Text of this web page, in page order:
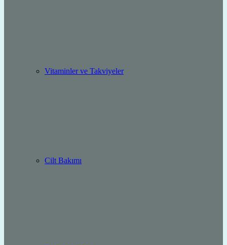
Vitaminler ve Takviyeler
Cilt Bakımı